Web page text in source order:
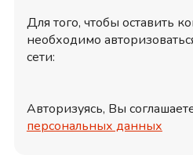
Для того, чтобы оставить
необходимо
сети:
Авторизуясь, Вы
персональных данных